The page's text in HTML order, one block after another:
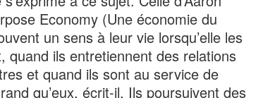
Economy (Une économie du
un sens à leur vie lorsqu’elle les
quand ils entretiennent des relations
et quand ils sont au service de
qu’eux, écrit-il. Ils poursuivent des